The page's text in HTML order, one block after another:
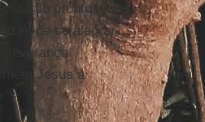
prontos
de se alegrar
Jesus a